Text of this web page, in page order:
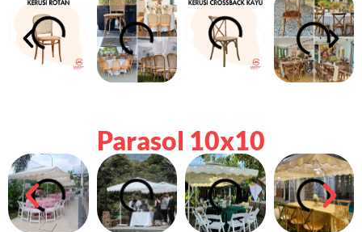
Parasol 10x10